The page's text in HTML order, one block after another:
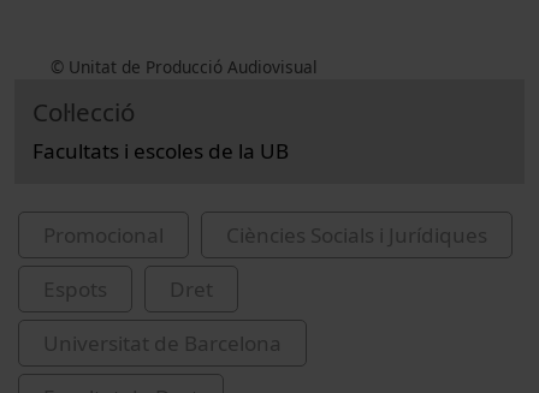
© Unitat de Producció Audiovisual
Col·lecció
Facultats i escoles de la UB
Promocional
Ciències Socials i Jurídiques
Espots
Dret
Universitat de Barcelona